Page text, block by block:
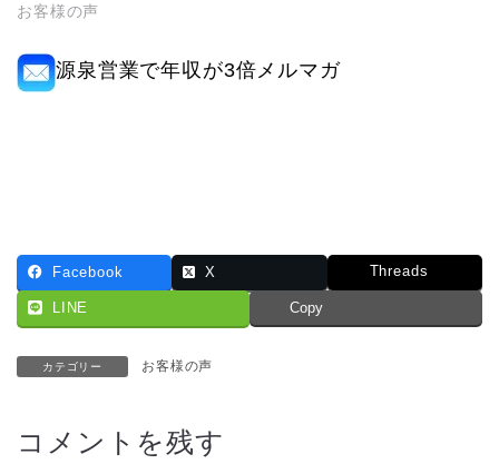
お客様の声
源泉営業で年収が3倍メルマガ
Facebook X Threads
LINE Copy
カテゴリー お客様の声
コメントを残す